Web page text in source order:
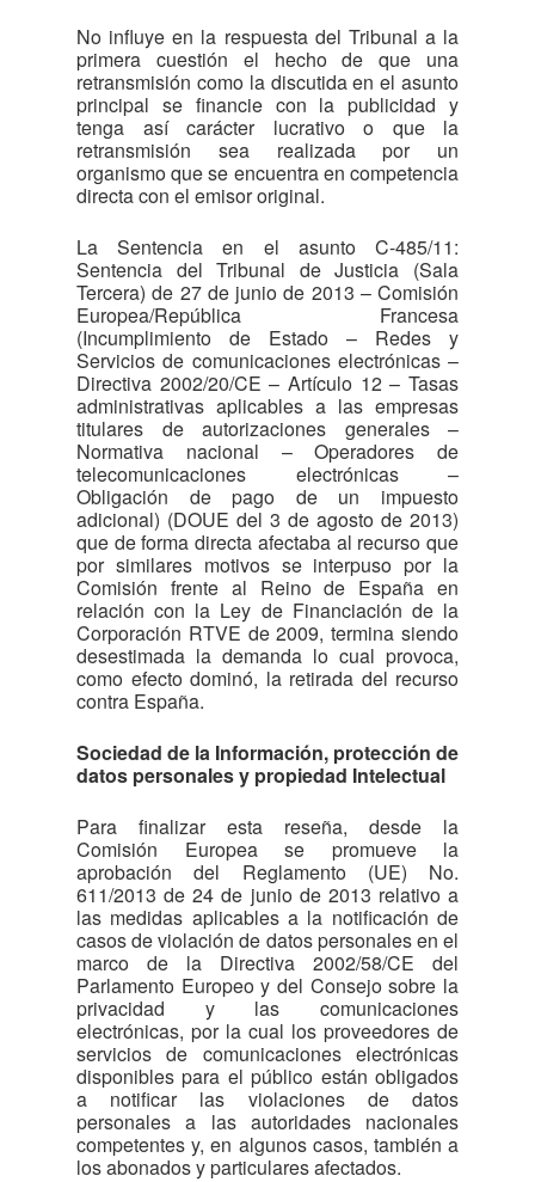
No influye en la respuesta del Tribunal a la
primera cuestión el hecho de que una
retransmisión como la discutida en el asunto
principal se financie con la publicidad y
tenga así carácter lucrativo o que la
retransmisión sea realizada por un
organismo que se encuentra en competencia
directa con el emisor original.
La Sentencia en el asunto C-485/11:
Sentencia del Tribunal de Justicia (Sala
Tercera) de 27 de junio de 2013 – Comisión
Europea/República Francesa
(Incumplimiento de Estado – Redes y
Servicios de comunicaciones electrónicas –
Directiva 2002/20/CE – Artículo 12 – Tasas
administrativas aplicables a las empresas
titulares de autorizaciones generales –
Normativa nacional – Operadores de
telecomunicaciones electrónicas –
Obligación de pago de un impuesto
adicional) (DOUE del 3 de agosto de 2013)
que de forma directa afectaba al recurso que
por similares motivos se interpuso por la
Comisión frente al Reino de España en
relación con la Ley de Financiación de la
Corporación RTVE de 2009, termina siendo
desestimada la demanda lo cual provoca,
como efecto dominó, la retirada del recurso
contra España.
Sociedad de la Información, protección de
datos personales y propiedad Intelectual
Para finalizar esta reseña, desde la
Comisión Europea se promueve la
aprobación del Reglamento (UE) No.
611/2013 de 24 de junio de 2013 relativo a
las medidas aplicables a la notificación de
casos de violación de datos personales en el
marco de la Directiva 2002/58/CE del
Parlamento Europeo y del Consejo sobre la
privacidad y las comunicaciones
electrónicas, por la cual los proveedores de
servicios de comunicaciones electrónicas
disponibles para el público están obligados
a notificar las violaciones de datos
personales a las autoridades nacionales
competentes y, en algunos casos, también a
los abonados y particulares afectados.